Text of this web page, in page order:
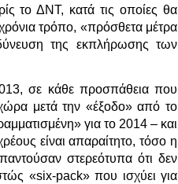
το ΔΝΤ, κατά τις οποίες θα
τρόπο, «πρόσθετα μέτρα
της εκπλήρωσης των
σε κάθε προσπάθεια που
μετά την «έξοδο» από το
για το 2014 – και
είναι απαραίτητο, τόσο η
στερεότυπα ότι δεν
«six-pack» που ισχύει για